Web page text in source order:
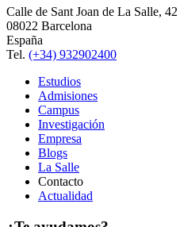
Calle de Sant Joan de La Salle, 42
08022 Barcelona
España
Tel. (+34) 932902400
Estudios
Admisiones
Campus
Investigación
Empresa
Blogs
La Salle
Contacto
Actualidad